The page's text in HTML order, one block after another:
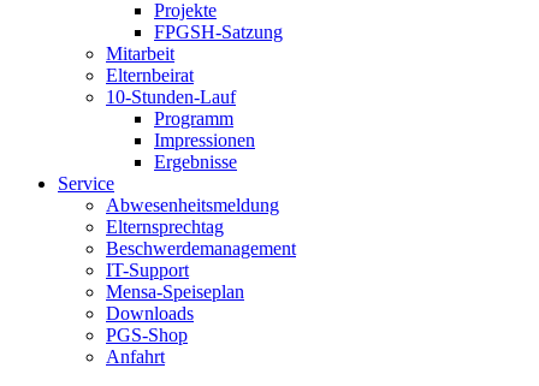
Projekte
FPGSH-Satzung
Mitarbeit
Elternbeirat
10-Stunden-Lauf
Programm
Impressionen
Ergebnisse
Service
Abwesenheitsmeldung
Elternsprechtag
Beschwerdemanagement
IT-Support
Mensa-Speiseplan
Downloads
PGS-Shop
Anfahrt